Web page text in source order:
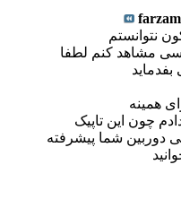
من دردی800 نیکون نتوانستم
مشاهد کنم لطفا
همینه
چون این تاپیک
دوربین شما پیشرفته